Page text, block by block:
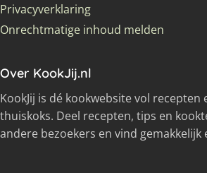
Privacyverklaring
Onrechtmatige inhoud melden
Over KookJij.nl
KookJij is dé kookwebsite vol
thuiskoks. Deel recepten, tips en
andere bezoekers en vind gemakkelijk